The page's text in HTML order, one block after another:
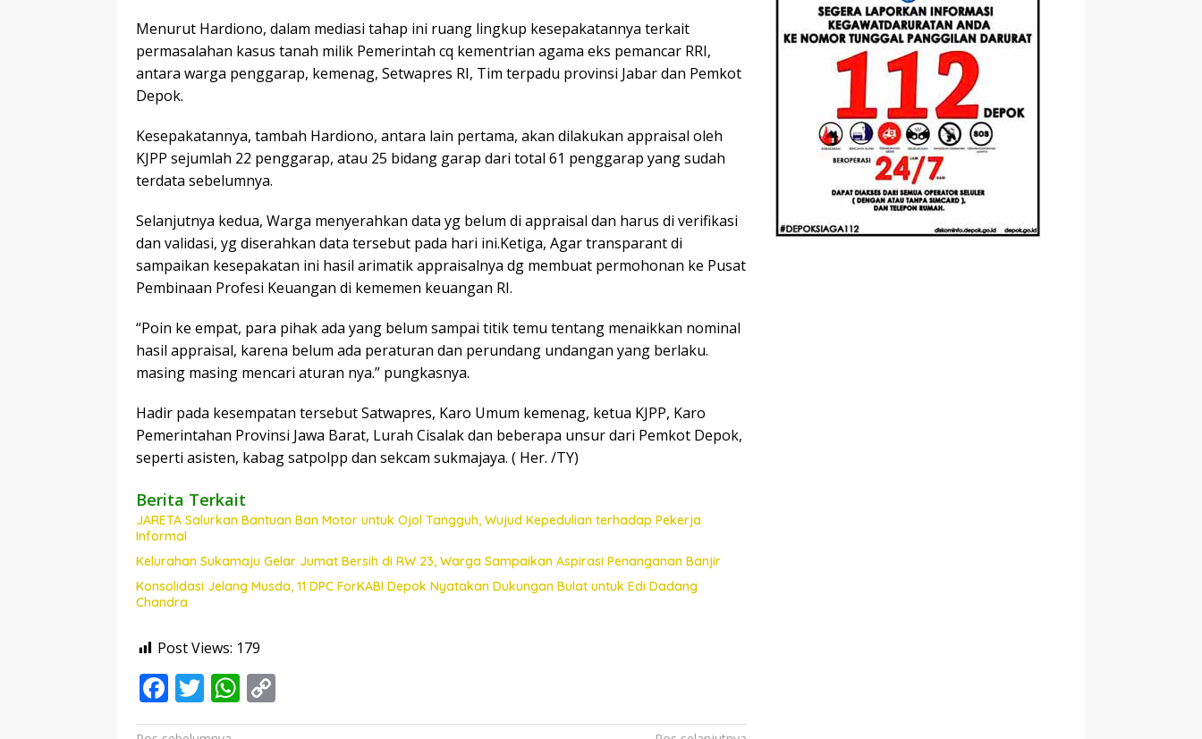
Menurut Hardiono, dalam mediasi tahap ini ruang lingkup kesepakatannya terkait
permasalahan kasus tanah milik Pemerintah cq kementrian agama eks pemancar RRI,
antara warga penggarap, kemenag, Setwapres RI, Tim terpadu provinsi Jabar dan Pemkot
Depok.
Kesepakatannya, tambah Hardiono, antara lain pertama, akan dilakukan appraisal oleh
KJPP sejumlah 22 penggarap, atau 25 bidang garap dari total 61 penggarap yang sudah
terdata sebelumnya.
Selanjutnya kedua, Warga menyerahkan data yg belum di appraisal dan harus di verifikasi
dan validasi, yg diserahkan data tersebut pada hari ini.Ketiga, Agar transparant di
sampaikan kesepakatan ini hasil arimatik appraisalnya dg membuat permohonan ke Pusat
Pembinaan Profesi Keuangan di kememen keuangan RI.
“Poin ke empat, para pihak ada yang belum sampai titik temu tentang menaikkan nominal
hasil appraisal, karena belum ada peraturan dan perundang undangan yang berlaku.
masing masing mencari aturan nya.” pungkasnya.
Hadir pada kesempatan tersebut Satwapres, Karo Umum kemenag, ketua KJPP, Karo
Pemerintahan Provinsi Jawa Barat, Lurah Cisalak dan beberapa unsur dari Pemkot Depok,
seperti asisten, kabag satpolpp dan sekcam sukmajaya. ( Her. /TY)
Berita Terkait
JARETA Salurkan Bantuan Ban Motor untuk Ojol Tangguh, Wujud Kepedulian terhadap Pekerja
Informal
Kelurahan Sukamaju Gelar Jumat Bersih di RW 23, Warga Sampaikan Aspirasi Penanganan Banjir
Konsolidasi Jelang Musda, 11 DPC ForKABI Depok Nyatakan Dukungan Bulat untuk Edi Dadang
Chandra
Post Views: 179
F
ac
T
w
W
h o
Penjelasan
Ilmiahnya
Augmented
Reality
Tahun Ajaran
2026-2027